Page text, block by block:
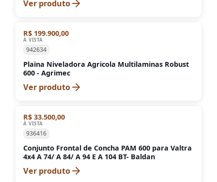
Ver produto
R$ 199.900,00
À VISTA
942634
Plaina Niveladora Agricola Multilaminas Robust
600 - Agrimec
Ver produto
R$ 33.500,00
À VISTA
936416
Conjunto Frontal de Concha PAM 600 para Valtra
4x4 A 74/ A 84/ A 94 E A 104 BT- Baldan
Ver produto